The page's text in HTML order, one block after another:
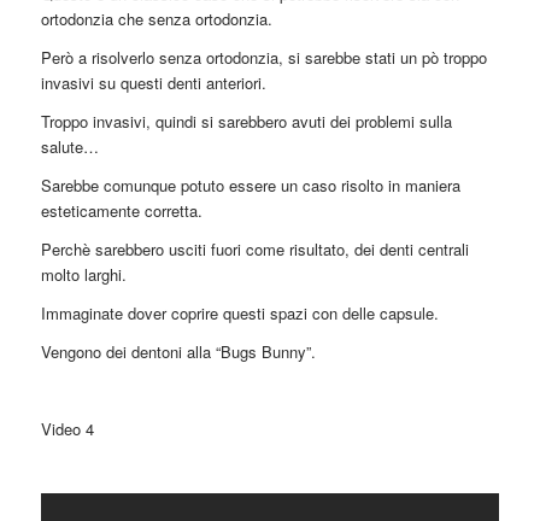
ortodonzia che senza ortodonzia.
Però a risolverlo senza ortodonzia, si sarebbe stati un pò troppo
invasivi su questi denti anteriori.
Troppo invasivi, quindi si sarebbero avuti dei problemi sulla
salute…
Sarebbe comunque potuto essere un caso risolto in maniera
esteticamente corretta.
Perchè sarebbero usciti fuori come risultato, dei denti centrali
molto larghi.
Immaginate dover coprire questi spazi con delle capsule.
Vengono dei dentoni alla “Bugs Bunny”.
Video 4